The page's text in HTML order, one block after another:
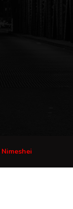
Nimeshei